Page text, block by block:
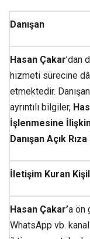
Danışan
Hasan Çakar’dan
hizmeti sürecine
etmektedir.
ayrıntılı bilgiler,
İşlenmesine
Danışan Açık
İletişim Kuran
Hasan Çakar’a ön
WhatsApp vb.